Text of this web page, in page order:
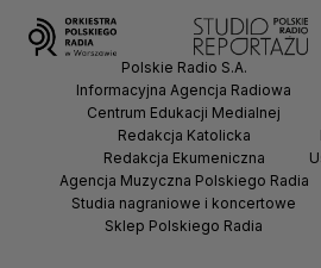
Polskie Radio S.A.
Informacyjna Agencja Radiowa
Centrum Edukacji Medialnej
Redakcja Katolicka
Redakcja Ekumeniczna
Agencja Muzyczna Polskiego Radia
Studia nagraniowe i koncertowe
Sklep Polskiego Radia